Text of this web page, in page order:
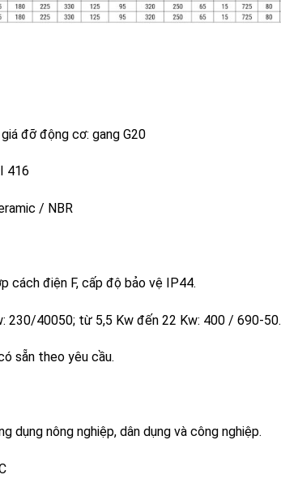
đỡ động cơ: gang G20
416
/ NBR
cách điện F, cấp độ bảo vệ IP44.
230/40050; từ 5,5 Kw đến 22 Kw: 400 / 690-50.
sẵn theo yêu cầu.
dụng nông nghiệp, dân dụng và công nghiệp.